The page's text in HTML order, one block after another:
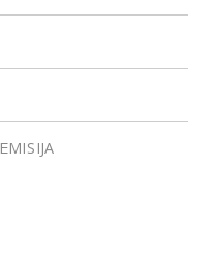
EMISIJA